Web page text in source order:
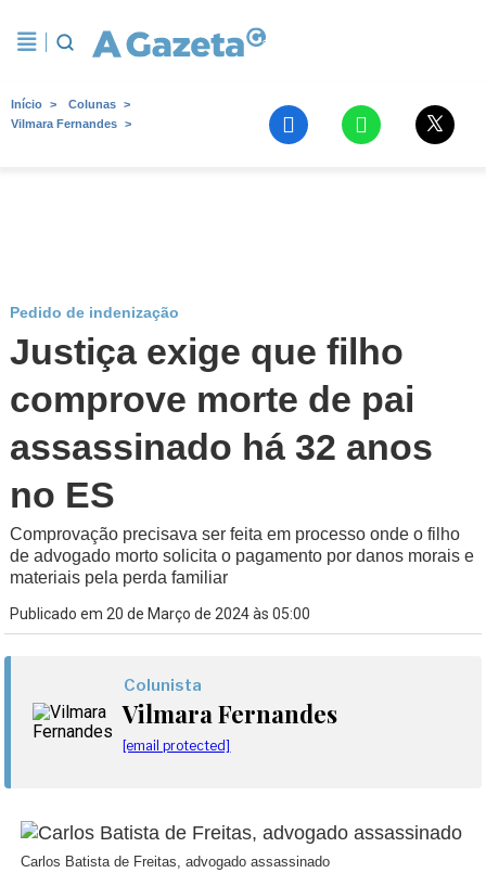
Início
Colunas
Vilmara Fernandes
Pedido de indenização
Justiça exige que filho
comprove morte de pai
assassinado há 32 anos
no ES
Comprovação precisava ser feita em processo onde o filho
de advogado morto solicita o pagamento por danos morais e
materiais pela perda familiar
Publicado em 20 de Março de 2024 às 05:00
Colunista
Vilmara Fernandes
[email protected]
Carlos Batista de Freitas, advogado assassinado